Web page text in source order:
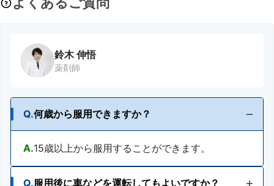
鈴木 伸悟
薬剤師
Q.何歳から服用できますか？
A.15歳以上から服用することができます。
Q.服用後に車などを運転してもよいですか？